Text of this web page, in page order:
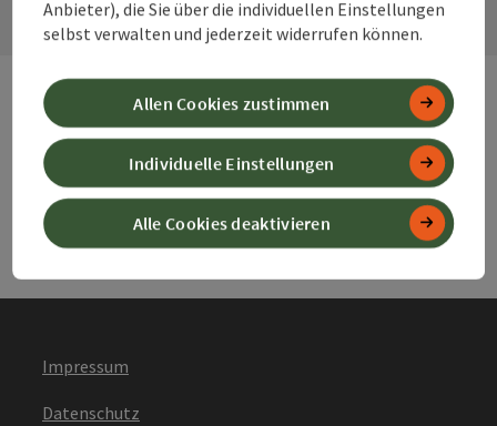
Webseiten
Services
Impressum
Datenschutz
Anbieter), die Sie über die individuellen Einstellungen
selbst verwalten und jederzeit widerrufen können.
Alle Cookies deaktivieren
Individuelle Einstellungen
Allen Cookies zustimmen